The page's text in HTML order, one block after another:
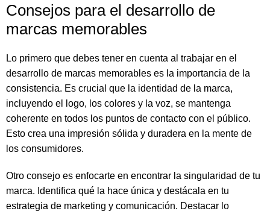
Consejos para el desarrollo de
marcas memorables
Lo primero que debes tener en cuenta al trabajar en el
desarrollo de marcas memorables es la importancia de la
consistencia. Es crucial que la identidad de la marca,
incluyendo el logo, los colores y la voz, se mantenga
coherente en todos los puntos de contacto con el público.
Esto crea una impresión sólida y duradera en la mente de
los consumidores.
Otro consejo es enfocarte en encontrar la singularidad de tu
marca. Identifica qué la hace única y destácala en tu
estrategia de marketing y comunicación. Destacar lo